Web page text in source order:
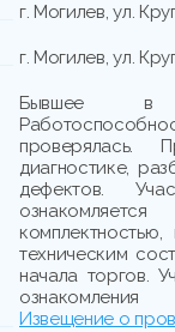
г. Могилев, ул.
г. Могилев, ул.
Бывшее в
проверялась.
диагностике,
дефектов.
техническим
начала торгов.
Извещение о